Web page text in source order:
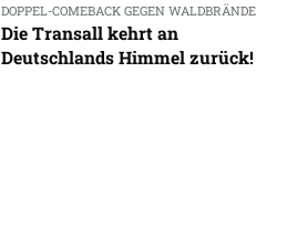
DOPPEL-COMEBACK GEGEN WALDBRÄNDE
Die Transall kehrt an
Deutschlands Himmel zurück!